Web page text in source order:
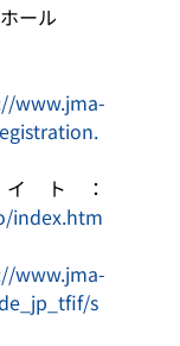
ール
www.jma-
ト：
index.htm
www.jma-
s